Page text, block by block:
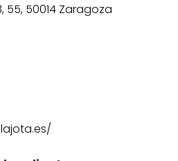
55, 50014 Zaragoza